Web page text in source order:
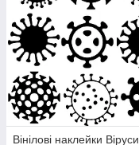
Вінілові наклейки Віруси